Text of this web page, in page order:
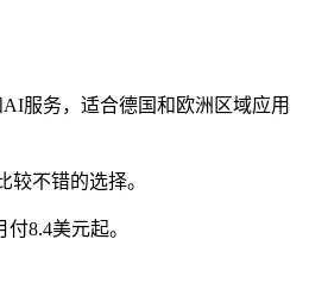
AI服务，适合德国和欧洲区域应用
不错的选择。
8.4美元起。